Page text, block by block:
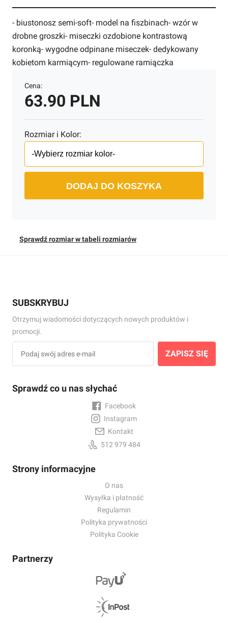
- biustonosz semi-soft- model na fiszbinach- wzór w
drobne groszki- miseczki ozdobione kontrastową
koronką- wygodne odpinane miseczek- dedykowany
kobietom karmiącym- regulowane ramiączka
Cena:
63.90 PLN
Rozmiar i Kolor:
DODAJ DO KOSZYKA
Sprawdź rozmiar w tabeli rozmiarów
Sprawdź co u nas słychać
Facebook
Instagram
Kontakt
512 979 484
Strony informacyjne
O nas
Wysyłka i płatność
Regulamin
Polityka prywatności
Polityka Cookie
Partnerzy
SUBSKRYBUJ
Otrzymuj wiadomości dotyczących nowych produktów i
promocji.
ZAPISZ SIĘ